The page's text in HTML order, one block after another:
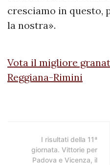
cresciamo in questo,
la nostra».
Vota il migliore
Reggiana-Rimini
I risultati della 11ª
giornata. Vittorie per
Padova e Vicenza, il